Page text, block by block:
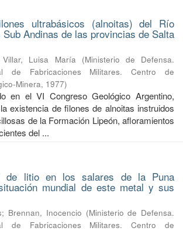
ultrabásicos (alnoitas) del Río
Andinas de las provincias de Salta
Villar, Luisa María (Ministerio de Defensa.
de Fabricaciones Militares. Centro de
Minera, 1977)
en el VI Congreso Geológico Argentino,
existencia de filones de alnoitas instruidos
de la Formación Lipeón, afloramientos
del ...
de litio en los salares de la Puna
mundial de este metal y sus
; Brennan, Inocencio (Ministerio de Defensa.
de Fabricaciones Militares. Centro de